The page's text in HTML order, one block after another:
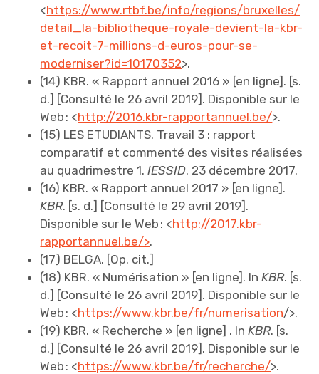
<https://www.rtbf.be/info/regions/bruxelles/
detail_la-bibliotheque-royale-devient-la-kbr-
et-recoit-7-millions-d-euros-pour-se-
moderniser?id=10170352>.
(14) KBR. « Rapport annuel 2016 » [en ligne]. [s.
d.] [Consulté le 26 avril 2019]. Disponible sur le
Web : <http://2016.kbr-rapportannuel.be/>.
(15) LES ETUDIANTS. Travail​ ​3​ ​:​ ​rapport​ ​
comparatif​ ​et​ ​commenté​ ​des​ ​visites​ ​réalisées​
​au​ ​quadrimestre​ ​1. IESSID. 23 décembre 2017.
(16) KBR. « Rapport annuel 2017 » [en ligne].
KBR. [s. d.] [Consulté le 29 avril 2019].
Disponible sur le Web : <http://2017.kbr-
rapportannuel.be/>.
(17) BELGA. [Op. cit.]
(18) KBR. « Numérisation » [en ligne]. lnKBR. [s.
d.] [Consulté le 26 avril 2019]. Disponible sur le
Web : <https://www.kbr.be/fr/numerisation/>.
(19) KBR. « Recherche » [en ligne] . lnKBR. [s.
d.] [Consulté le 26 avril 2019]. Disponible sur le
Web : <https://www.kbr.be/fr/recherche/>.